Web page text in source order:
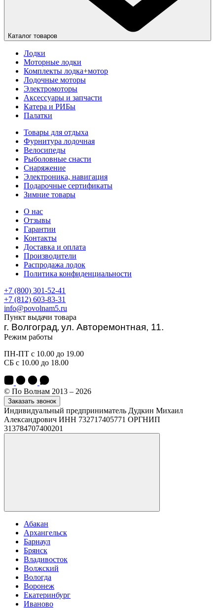
Каталог товаров
Лодки
Моторные лодки
Комплекты лодка+мотор
Лодочные моторы
Электромоторы
Аксессуары и запчасти
Катера и РИБы
Палатки
Товары для отдыха
Фурнитура лодочная
Велосипеды
Рыболовные снасти
Снаряжение
Электроника, навигация
Подарочные сертификаты
Зимние товары
О нас
Отзывы
Гарантии
Контакты
Доставка и оплата
Производители
Распродажа лодок
Политика конфиденциальности
+7 (800) 301-52-41
+7 (812) 603-83-31
info@povolnam5.ru
Пункт выдачи товара
г. Волгоград, ул. Авторемонтная, 11.
Режим работы
ПН-ПТ с 10.00 до 19.00
СБ с 10.00 до 18.00
© По Волнам 2013 – 2026
Заказать звонок
Индивидуальный предприниматель Дудкин Михаил
Александрович ИНН 732717405771 ОРГНИП
313784707400201
Абакан
Архангельск
Барнаул
Брянск
Владивосток
Волжский
Вологда
Воронеж
Екатеринбург
Иваново